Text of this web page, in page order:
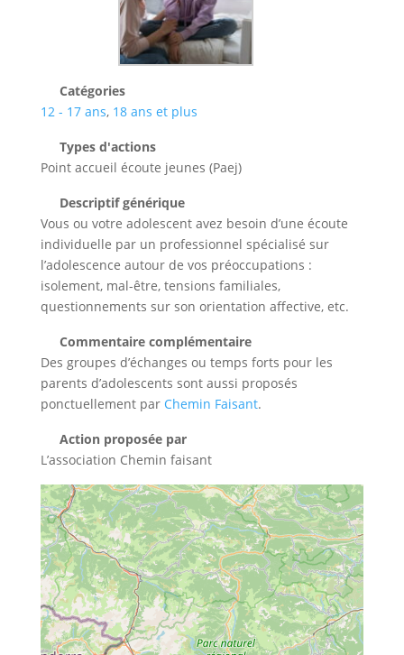
Catégories
12 - 17 ans, 18 ans et plus
Types d'actions
Point accueil écoute jeunes (Paej)
Descriptif générique
Vous ou votre adolescent avez besoin d’une écoute
individuelle par un professionnel spécialisé sur
l’adolescence autour de vos préoccupations :
isolement, mal-être, tensions familiales,
questionnements sur son orientation affective, etc.
Commentaire complémentaire
Des groupes d’échanges ou temps forts pour les
parents d’adolescents sont aussi proposés
ponctuellement par Chemin Faisant.
Action proposée par
L’association Chemin faisant